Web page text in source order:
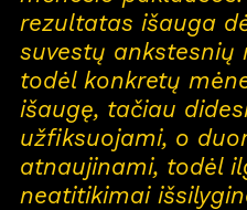
rezultatas išauga
suvestų ankstesnių
todėl konkretų
išaugę, tačiau
užfiksuojami, o
atnaujinami, todėl
neatitikimai